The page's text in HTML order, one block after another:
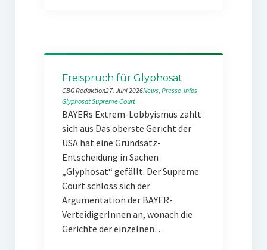
Freispruch für Glyphosat
CBG Redaktion27. Juni 2026News, Presse-Infos
GlyphosatSupreme Court
BAYERs Extrem-Lobbyismus zahlt
sich aus Das oberste Gericht der
USA hat eine Grundsatz-
Entscheidung in Sachen
„Glyphosat“ gefällt. Der Supreme
Court schloss sich der
Argumentation der BAYER-
VerteidigerInnen an, wonach die
Gerichte der einzelnen…